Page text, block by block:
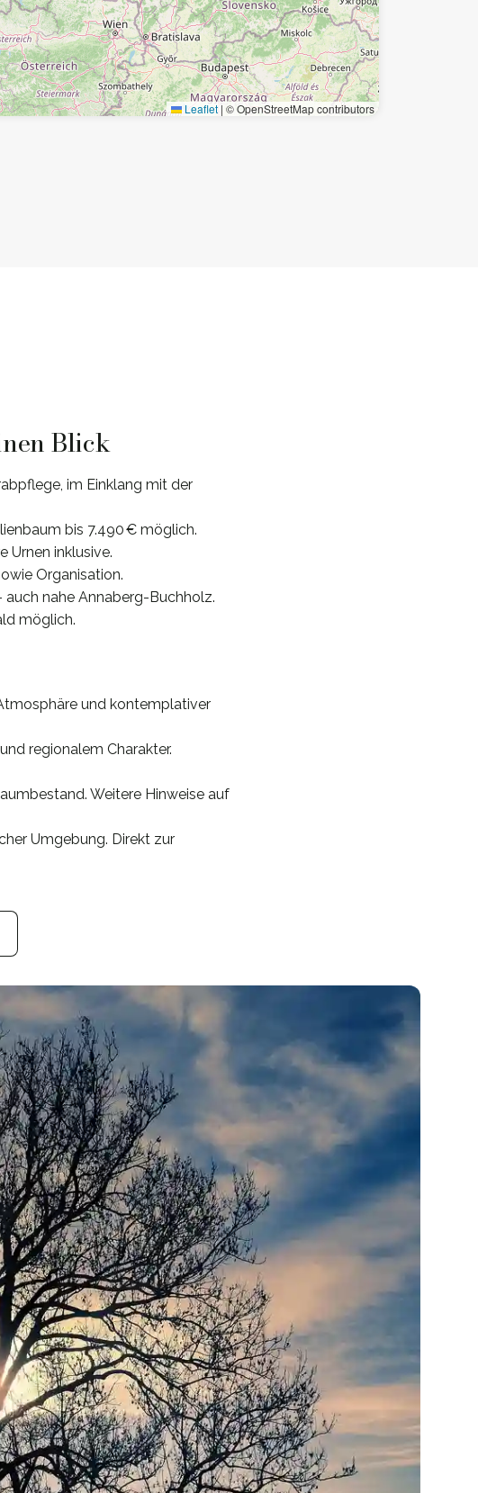
Leaflet | © OpenStreetMap contributors
Blick
im Einklang mit der
bis 7.490 € möglich.
Urnen inklusive.
Organisation.
nahe Annaberg-Buchholz.
möglich.
und kontemplativer
regionalem Charakter.
Weitere Hinweise auf
Umgebung. Direkt zur